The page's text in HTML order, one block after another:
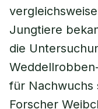
Jungtiere
die
für Nachwuchs
Forscher